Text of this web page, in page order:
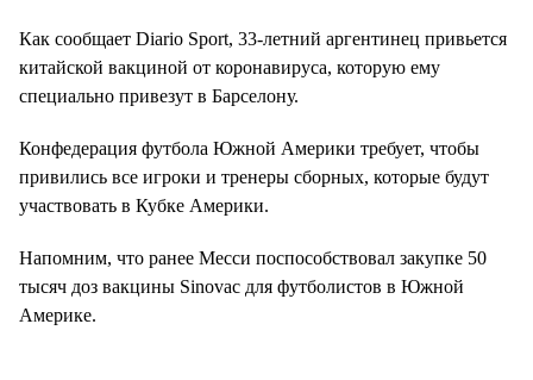
Как сообщает Diario Sport, 33-летний аргентинец привьется
китайской вакциной от коронавируса, которую ему
специально привезут в Барселону.
Конфедерация футбола Южной Америки требует, чтобы
привились все игроки и тренеры сборных, которые будут
участвовать в Кубке Америки.
Напомним, что ранее Месси поспособствовал закупке 50
тысяч доз вакцины Sinovac для футболистов в Южной
Америке.